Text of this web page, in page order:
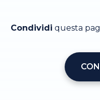
Condividi questa